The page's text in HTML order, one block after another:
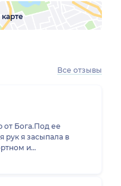
Все отзывы
от Бога.Под ее
рук я засыпала в
и
у